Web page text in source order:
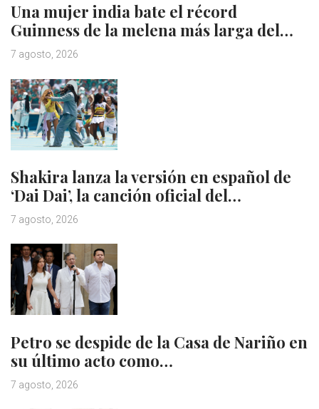
Una mujer india bate el récord
Guinness de la melena más larga del…
7 agosto, 2026
Shakira lanza la versión en español de
‘Dai Dai’, la canción oficial del…
7 agosto, 2026
Petro se despide de la Casa de Nariño en
su último acto como…
7 agosto, 2026